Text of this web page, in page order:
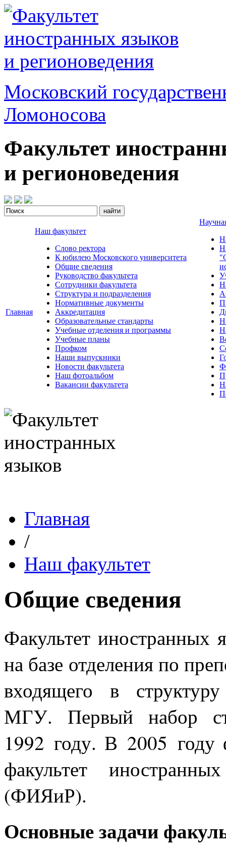
Московский
Ломоносова
Факультет
и регионоведения
Главная
Наш факультет
Слово ректора
К юбилею Московского университета
Общие сведения
Руководство факультета
Сотрудники факультета
Структура и подразделения
Нормативные документы
Аккредитация
Образовательные стандарты
Учебные отделения и программы
Учебные планы
Профком
Наши выпускники
Новости факультета
Наш фотоальбом
Вакансии факультета
Главная
/
Наш факультет
Общие сведения
Факультет иностранных
на базе отделения по
входящего в структуру
МГУ. Первый набор
1992 году. В 2005 году
факультет
(ФИЯиР).
Основные задачи